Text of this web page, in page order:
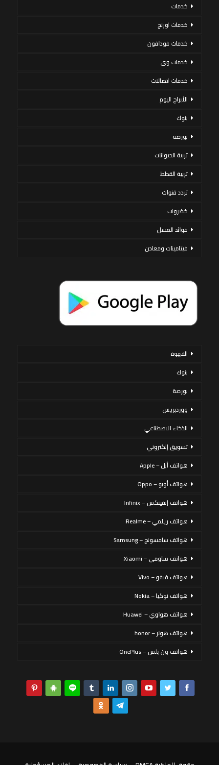
خدمات
خدمات اورنج
خدمات فودافون
خدمات وى
خدمات اتصالات
الأبراج اليوم
بنوك
بورصة
تربية الحيوانات
تربية القطط
تردد قنوات
خضروات
فوائد العسل
فيتامينات ومعادن
القهوة
بنوك
بورصة
ووردبريس
الذكاء الاصطناعي
تسويق إلكتروني
هواتف أبل – Apple
هواتف أوبو – Oppo
هواتف إنفينكس – Infinix
هواتف ريلمي – Realme
هواتف سامسونج – Samsung
هواتف شاومي – Xiaomi
هواتف فيفو – Vivo
هواتف نوكيا – Nokia
هواتف هواوي – Huawei
هواتف هونر – honor
هواتف ون بلس – OnePlus